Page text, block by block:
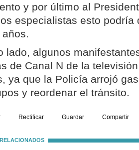
y por último al
especialistas esto podría
lado, algunos
de Canal N de la
ya que la Policía arrojó
y reordenar el tránsito.
Rectificar Guardar Compartir